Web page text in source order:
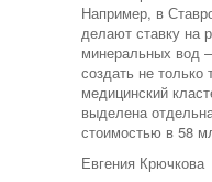
Например, в
делают ставку на
минеральных вод
создать не только
медицинский
выделена
стоимостью в 58
Евгения Крючкова